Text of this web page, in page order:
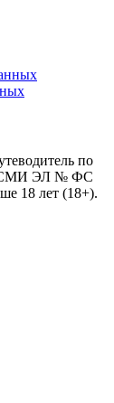
по
СМИ ЭЛ № ФС
18 лет (18+).